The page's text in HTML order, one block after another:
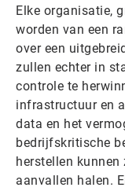
Elke organisatie,
worden van een
over een
zullen echter in
controle te
infrastructuur en
data en het
bedrijfskritische
herstellen
aanvallen halen.